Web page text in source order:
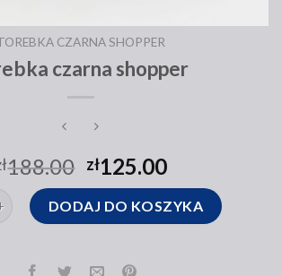
CZARNA SHOPPER
czarna shopper
188.00 zł125.00
czarna shopper
DODAJ DO KOSZYKA